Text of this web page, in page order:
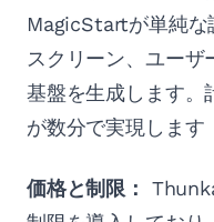
MagicStartが単純な
スクリーン、ユーザ
基盤を生成します。
が数分で実現します
価格と制限：